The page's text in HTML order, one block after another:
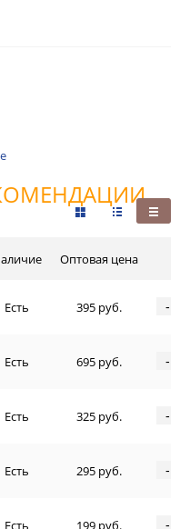
Оптовая цена
Есть 395 руб. -
Есть 695 руб. -
Есть 325 руб. -
Есть 295 руб. -
Есть 199 руб. -